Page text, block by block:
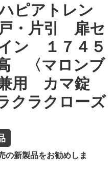
ピアトレン
・片引 扉セ
ン １７４５
〈マロンブ
用 カマ錠
ラクローズ
新製品をお勧めしま